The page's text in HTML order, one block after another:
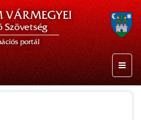
VÁRMEGYEI
Szövetség
portál